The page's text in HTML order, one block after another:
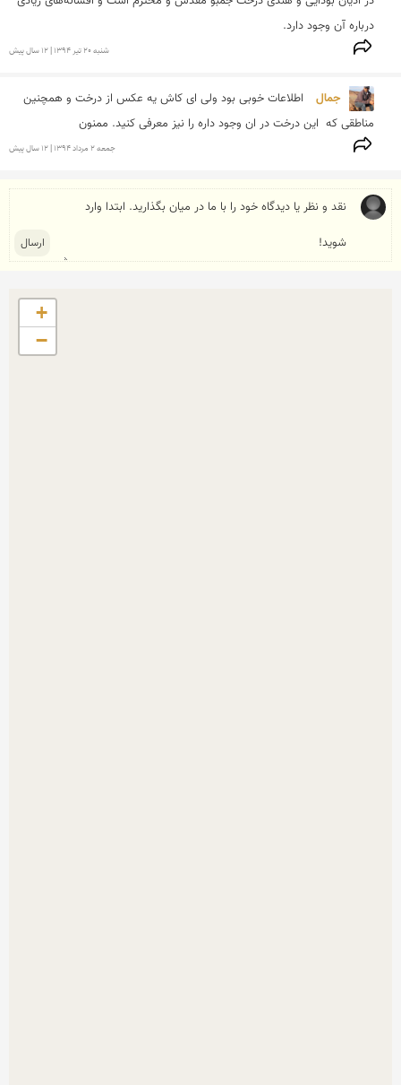
درباره آن وجود دارد.
شنبه 20 تير 1394 | 12 سال پیش
جمال
مناطقی که  این درخت در ان وجود داره را نیز معرفی کنید. ممنون
جمعه 2 مرداد 1394 | 12 سال پیش
+
−